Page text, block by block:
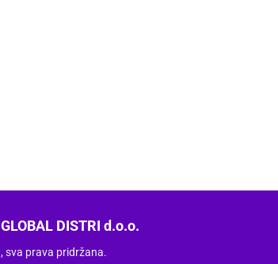
GLOBAL DISTRI d.o.o.
, sva prava pridržana.